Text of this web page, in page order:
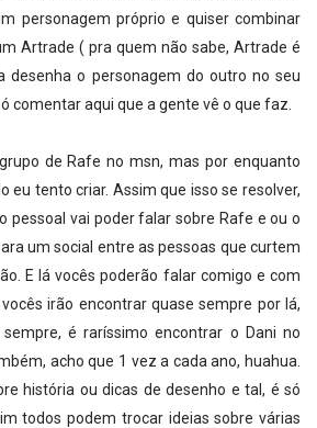
personagem próprio e quiser combinar
Artrade ( pra quem não sabe, Artrade é
desenha o personagem do outro no seu
comentar aqui que a gente vê o que faz.
de Rafe no msn, mas por enquanto
eu tento criar. Assim que isso se resolver,
pessoal vai poder falar sobre Rafe e ou o
um social entre as pessoas que curtem
E lá vocês poderão falar comigo e com
irão encontrar quase sempre por lá,
é raríssimo encontrar o Dani no
acho que 1 vez a cada ano, huahua.
história ou dicas de desenho e tal, é só
todos podem trocar ideias sobre várias